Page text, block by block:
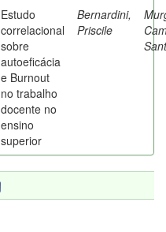
Estudo
correlacional
sobre
autoeficácia
e Burnout
no trabalho
docente no
ensino
superior
Bernardini,
Priscile